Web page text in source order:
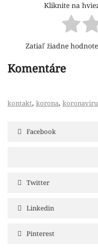
Kliknite na
Zatiaľ žiadne
Komentáre
kontakt, korona,
Facebook
Twitter
Linkedin
Pinterest